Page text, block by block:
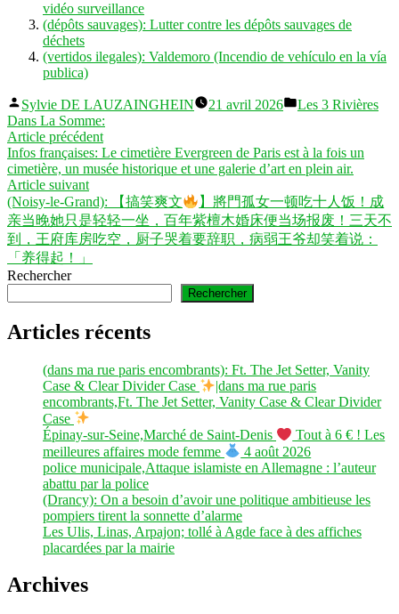
vidéo surveillance
(dépôts sauvages): Lutter contre les dépôts sauvages de
déchets
(vertidos ilegales): Valdemoro (Incendio de vehículo en la vía
publica)
Publié
par
Sylvie DE LAUZAINGHEIN 21 avril 2026
Publié
Les 3 Rivières
Dans La Somme:
Navigation
de
l’article
Article précédentArticle
précédent :
Infos françaises: Le cimetière Evergreen de Paris est à la fois un
cimetière, un musée historique et une galerie d’art en plein air.
Article suivantArticle
suivant :
(Noisy-le-Grand): 【搞笑爽文
】將門孤女一顿吃十人饭！成
亲当晚她只是轻轻一坐，百年紫檀木婚床便当场报废！三天不
到，王府库房吃空，厨子哭着要辞职，病弱王爷却笑着说：
「养得起！」
Rechercher
Rechercher
Articles récents
(dans ma rue paris encombrants): Ft. The Jet Setter, Vanity
Case & Clear Divider Case
|dans ma rue paris
encombrants,Ft. The Jet Setter, Vanity Case & Clear Divider
Case
Épinay-sur-Seine,Marché de Saint-Denis
Tout à 6 € ! Les
meilleures affaires mode femme
4 août 2026
police municipale,Attaque islamiste en Allemagne : l’auteur
abattu par la police
(Drancy): On a besoin d’avoir une politique ambitieuse les
pompiers tirent la sonnette d’alarme
Les Ulis, Linas, Arpajon; tollé à Agde face à des affiches
placardées par la mairie
Archives